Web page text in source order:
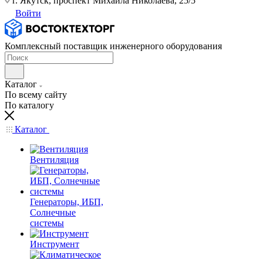
Войти
Комплексный поставщик инженерного оборудования
Каталог
По всему сайту
По каталогу
Каталог
Вентиляция
Генераторы, ИБП,
Солнечные
системы
Инструмент